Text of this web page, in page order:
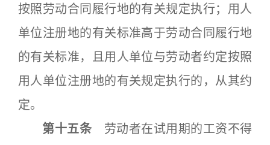
按照劳动合同履行地的有关规定执行；用人
单位注册地的有关标准高于劳动合同履行地
的有关标准，且用人单位与劳动者约定按照
用人单位注册地的有关规定执行的，从其约
定。
第十五条 劳动者在试用期的工资不得